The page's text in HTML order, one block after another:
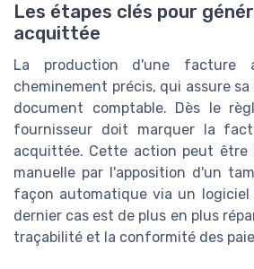
Les étapes clés pour
acquittée
La production d'une facture
cheminement précis, qui assure
document comptable. Dès le
fournisseur doit marquer la
acquittée. Cette action peut être
manuelle par l'apposition d'un
façon automatique via un logiciel
dernier cas est de plus en plus
traçabilité et la conformité des